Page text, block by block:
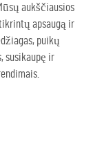
aukščiausios
apsaugą ir
puikų
susikaupę ir